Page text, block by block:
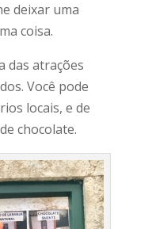
deixar uma
coisa.
das atrações
Você pode
locais, e de
chocolate.